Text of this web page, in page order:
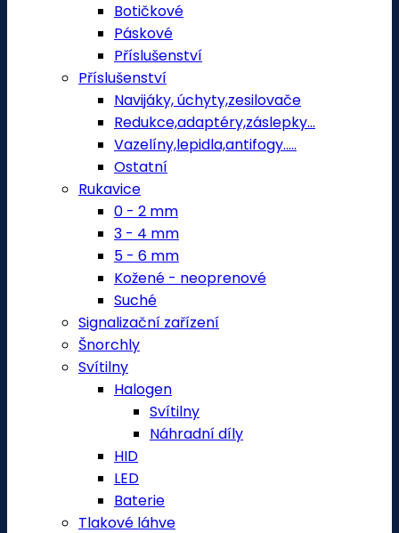
Botičkové
Páskové
Příslušenství
Příslušenství
Navijáky, úchyty,zesilovače
Redukce,adaptéry,záslepky...
Vazelíny,lepidla,antifogy.....
Ostatní
Rukavice
0 - 2 mm
3 - 4 mm
5 - 6 mm
Kožené - neoprenové
Suché
Signalizační zařízení
Šnorchly
Svítilny
Halogen
Svítilny
Náhradní díly
HID
LED
Baterie
Tlakové láhve